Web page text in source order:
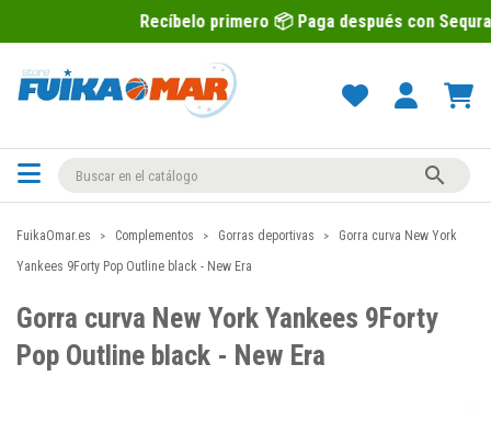
Recíbelo primero 📦 Paga después con Sequra 💶

FuikaOmar.es Complementos Gorras deportivas
Gorra curva New York
Yankees 9Forty Pop Outline black - New Era
Gorra curva New York Yankees 9Forty
Pop Outline black - New Era